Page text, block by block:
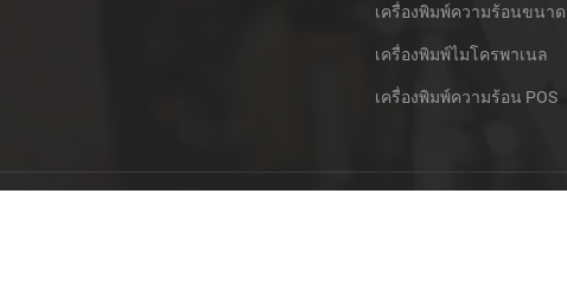
เครื่องพิมพ์ความร้อนขนาด
เครื่องพิมพ์ไมโครพาเนล
เครื่องพิมพ์ความร้อน POS